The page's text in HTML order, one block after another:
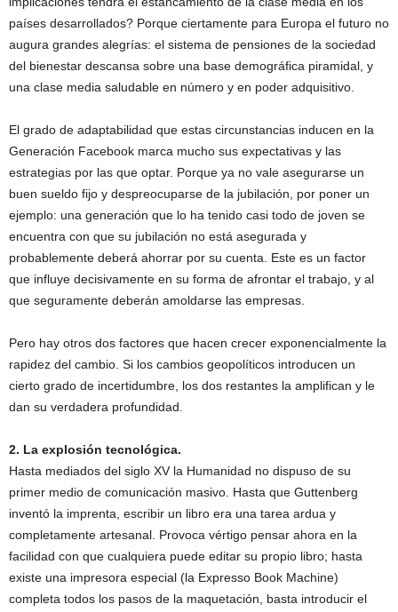
países desarrollados? Porque ciertamente para Europa el futuro no
augura grandes alegrías: el sistema de pensiones de la sociedad
del bienestar descansa sobre una base demográfica piramidal, y
una clase media saludable en número y en poder adquisitivo.
El grado de adaptabilidad que estas circunstancias inducen en la
Generación Facebook marca mucho sus expectativas y las
estrategias por las que optar. Porque ya no vale asegurarse un
buen sueldo fijo y despreocuparse de la jubilación, por poner un
ejemplo: una generación que lo ha tenido casi todo de joven se
encuentra con que su jubilación no está asegurada y
probablemente deberá ahorrar por su cuenta. Este es un factor
que influye decisivamente en su forma de afrontar el trabajo, y al
que seguramente deberán amoldarse las empresas.
Pero hay otros dos factores que hacen crecer exponencialmente la
rapidez del cambio. Si los cambios geopolíticos introducen un
cierto grado de incertidumbre, los dos restantes la amplifican y le
dan su verdadera profundidad.
2. La explosión tecnológica.
Hasta mediados del siglo XV la Humanidad no dispuso de su
primer medio de comunicación masivo. Hasta que Guttenberg
inventó la imprenta, escribir un libro era una tarea ardua y
completamente artesanal. Provoca vértigo pensar ahora en la
facilidad con que cualquiera puede editar su propio libro; hasta
existe una impresora especial (la Expresso Book Machine)
completa todos los pasos de la maquetación, basta introducir el